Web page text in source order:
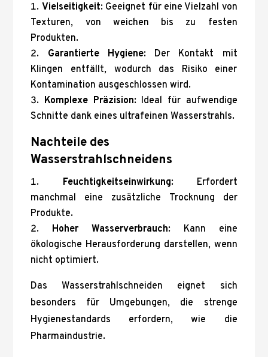
Vielseitigkeit: Geeignet für eine Vielzahl von
Texturen, von weichen bis zu festen
Produkten.
Garantierte Hygiene: Der Kontakt mit
Klingen entfällt, wodurch das Risiko einer
Kontamination ausgeschlossen wird.
Komplexe Präzision: Ideal für aufwendige
Schnitte dank eines ultrafeinen Wasserstrahls.
Nachteile des
Wasserstrahlschneidens
Feuchtigkeitseinwirkung: Erfordert
manchmal eine zusätzliche Trocknung der
Produkte.
Hoher Wasserverbrauch: Kann eine
ökologische Herausforderung darstellen, wenn
nicht optimiert.
Das Wasserstrahlschneiden eignet sich
besonders für Umgebungen, die strenge
Hygienestandards erfordern, wie die
Pharmaindustrie.